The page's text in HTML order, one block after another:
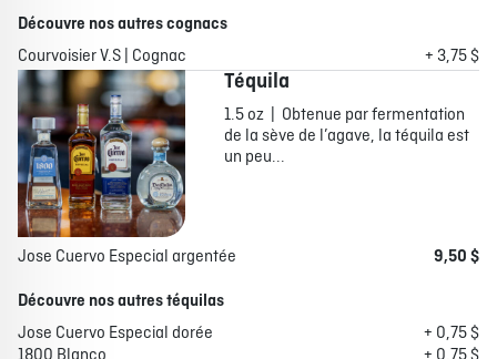
Découvre nos autres cognacs
Courvoisier V.S | Cognac
+ 3,75 $
Téquila
1.5 oz | Obtenue par fermentation
de la sève de l’agave, la téquila est
un peu...
Jose Cuervo Especial argentée
9,50 $
Découvre nos autres téquilas
Jose Cuervo Especial dorée
+ 0,75 $